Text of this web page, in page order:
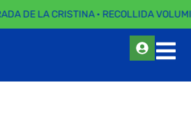
DE LA CRISTINA · RECOLLIDA